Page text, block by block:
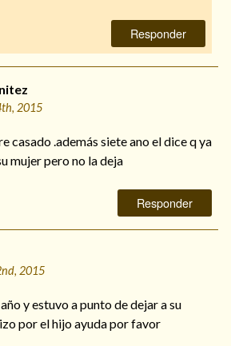
Responder
2015
casado .además siete ano el dice q ya
mujer pero no la deja
Responder
2015
y estuvo a punto de dejar a su
por el hijo ayuda por favor